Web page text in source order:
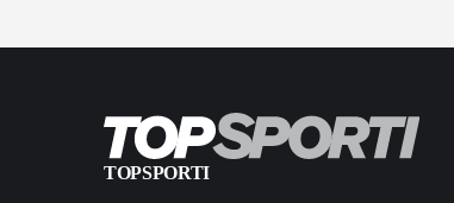
TOPSPORTI